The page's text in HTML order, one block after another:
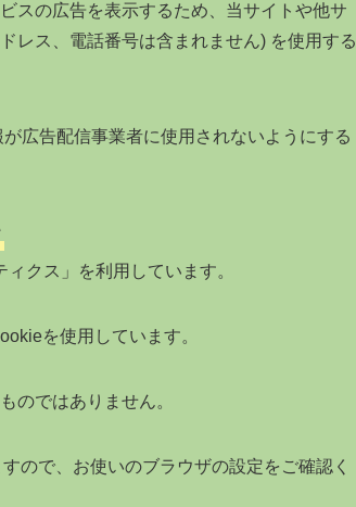
スの広告を表示するため、当サイトや他サ
レス、電話番号は含まれません) を使用する
広告配信事業者に使用されないようにする
クス」を利用しています。
を使用しています。
のではありません。
ので、お使いのブラウザの設定をご確認く